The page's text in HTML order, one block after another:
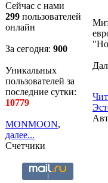
Сейчас с нами
299 пользователей
онлайн
За сегодня: 901
Уникальных
пользователей за
последние сутки:
10779
MONMOON,
далее...
Счетчики